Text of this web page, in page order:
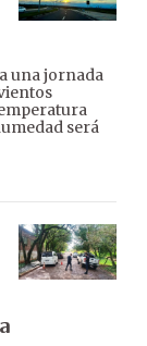
una jornada
será